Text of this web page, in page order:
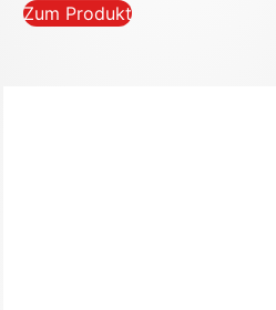
Zum Produkt